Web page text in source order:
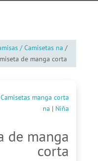
/ Camisetas na /
de manga corta
Camisetas manga corta
na | Niña
de manga
corta